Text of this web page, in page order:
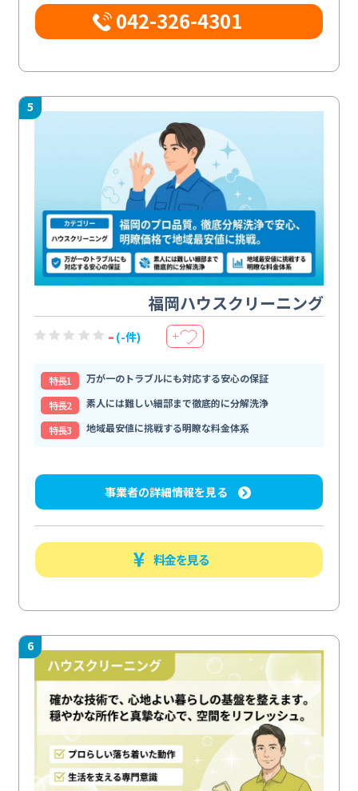
042-326-4301
5
福岡ハウスクリーニング
- (-件) ＋
特⻑1
万が一のトラブルにも対応する安心の保証
特⻑2
素人には難しい細部まで徹底的に分解洗浄
特⻑3
地域最安値に挑戦する明瞭な料金体系
事業者の詳細情報を見る
料金を見る
6